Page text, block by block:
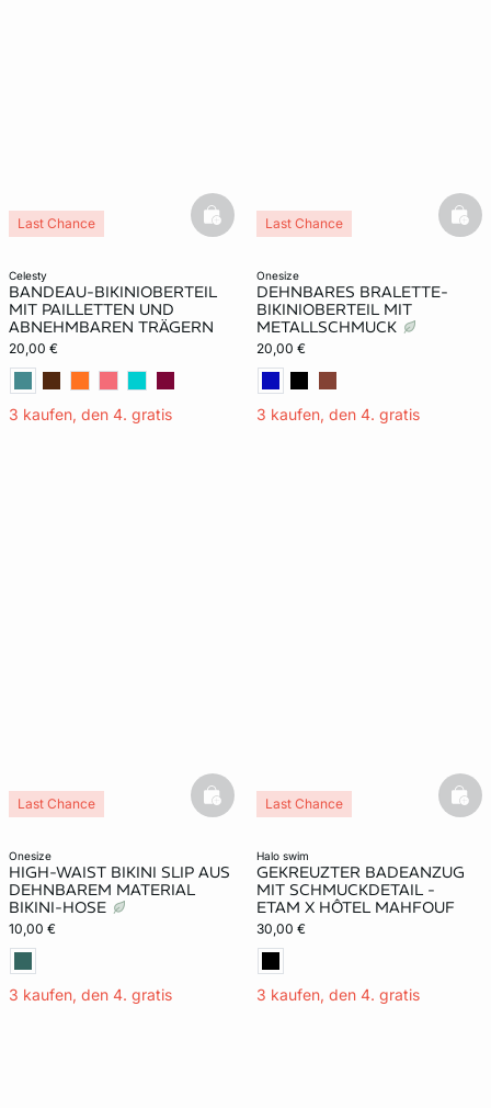
celesty
BANDEAU-BIKINIOBERTEIL
MIT PAILLETTEN UND
ABNEHMBAREN TRÄGERN
20,00 €
3 kaufen, den 4. gratis
Last Chance basketfull
onesize
DEHNBARES BRALETTE-
BIKINIOBERTEIL MIT
METALLSCHMUCK
20,00 €
3 kaufen, den 4. gratis
Last Chance
onesize
HIGH-WAIST BIKINI SLIP AUS
DEHNBAREM MATERIAL
BIKINI-HOSE
10,00 €
3 kaufen, den 4. gratis
Last Chance basketfull
halo swim
GEKREUZTER BADEANZUG
MIT SCHMUCKDETAIL -
ETAM X HÔTEL MAHFOUF
30,00 €
3 kaufen, den 4. gratis
Last Chance